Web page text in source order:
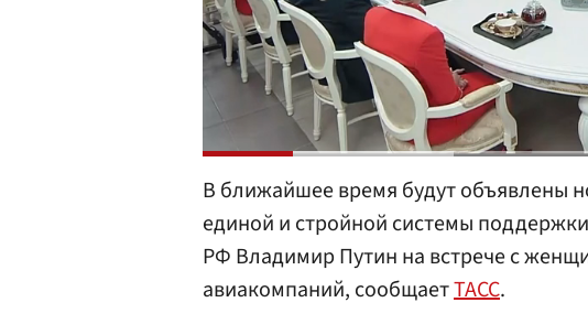
В ближайшее время будут объявлены
единой и стройной системы
РФ Владимир Путин на встрече с
авиакомпаний, сообщаетТАСС.